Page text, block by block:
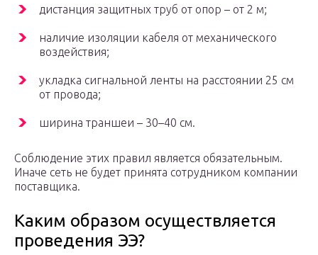
дистанция защитных труб от опор – от 2 м;
наличие изоляции кабеля от механического
воздействия;
укладка сигнальной ленты на расстоянии 25 см
от провода;
ширина траншеи – 30–40 см.
Соблюдение этих правил является обязательным.
Иначе сеть не будет принята сотрудником компании
поставщика.
Каким образом осуществляется
проведения ЭЭ?